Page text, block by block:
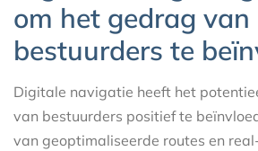
om het gedrag van
bestuurders te
Digitale navigatie heeft het
van bestuurders positief te
van geoptimaliseerde routes en